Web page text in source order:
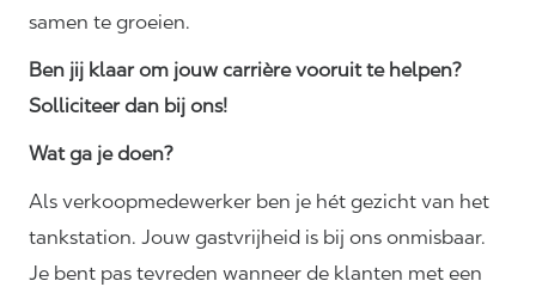
samen te groeien.
Ben jij klaar om jouw carrière vooruit te helpen?
Solliciteer dan bij ons!
Wat ga je doen?
Als verkoopmedewerker ben je hét gezicht van het
tankstation. Jouw gastvrijheid is bij ons onmisbaar.
Je bent pas tevreden wanneer de klanten met een